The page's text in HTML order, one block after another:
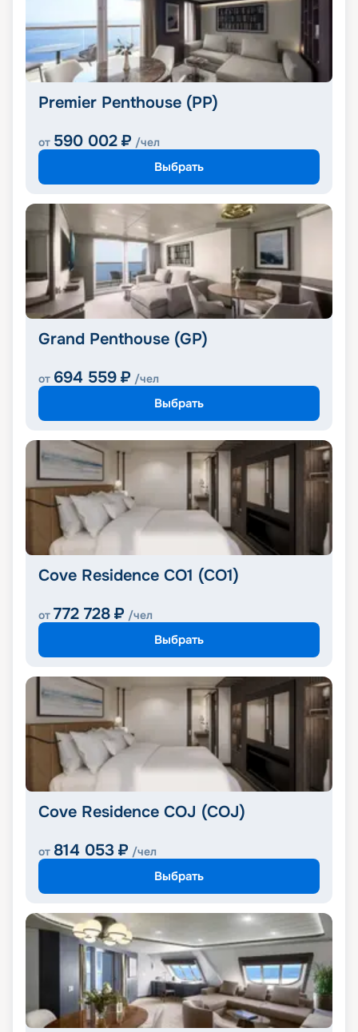
Premier Penthouse (PP)
от 590 002 ₽ /чел
Выбрать
Grand Penthouse (GP)
от 694 559 ₽ /чел
Выбрать
Cove Residence CO1 (CO1)
от 772 728 ₽ /чел
Выбрать
Cove Residence COJ (COJ)
от 814 053 ₽ /чел
Выбрать